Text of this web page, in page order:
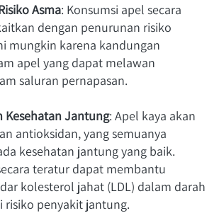
Asma: Konsumsi apel secara
dengan penurunan risiko
mungkin karena kandungan
apel yang dapat melawan
saluran pernapasan.
Kesehatan Jantung: Apel kaya akan
antioksidan, yang semuanya
kesehatan jantung yang baik.
teratur dapat membantu
kolesterol jahat (LDL) dalam darah
risiko penyakit jantung.